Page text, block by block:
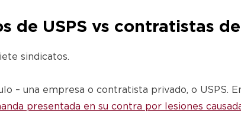
de USPS vs contratistas de
sindicatos.
– una empresa o contratista privado, o USPS.
presentada en su contra por lesiones